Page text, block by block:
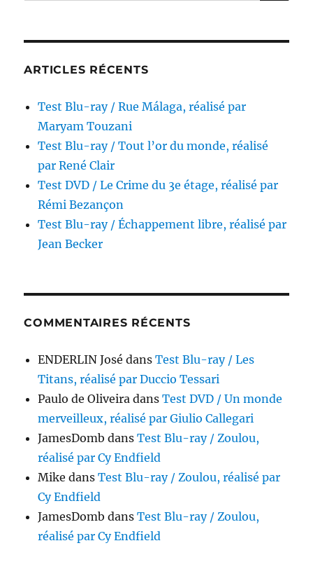
par
ARTICLES RÉCENTS
Test Blu-ray / Rue Málaga, réalisé par
Maryam Touzani
Test Blu-ray / Tout l’or du monde, réalisé
par René Clair
Test DVD / Le Crime du 3e étage, réalisé par
Rémi Bezançon
Test Blu-ray / Échappement libre, réalisé par
Jean Becker
COMMENTAIRES RÉCENTS
ENDERLIN José dansTest Blu-ray / Les
Titans, réalisé par Duccio Tessari
Paulo de Oliveira dansTest DVD / Un monde
merveilleux, réalisé par Giulio Callegari
JamesDomb dansTest Blu-ray / Zoulou,
réalisé par Cy Endfield
Mike dansTest Blu-ray / Zoulou, réalisé par
Cy Endfield
JamesDomb dansTest Blu-ray / Zoulou,
réalisé par Cy Endfield